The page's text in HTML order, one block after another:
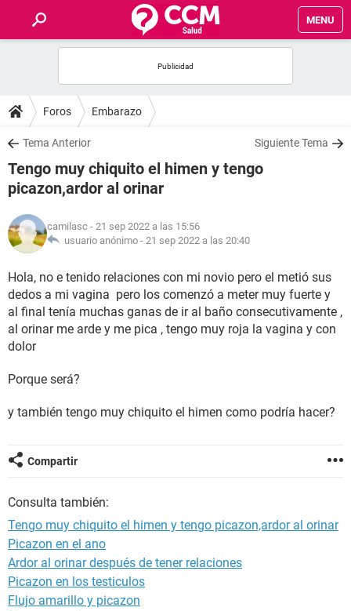
MENU
FOROS
SALUD
FAMILIA
NUTRICIÓN
SEXUALIDAD
GLOSARIO
Foros Embarazo
Tema Anterior Siguiente Tema
Tengo muy chiquito el himen y tengo
picazon,ardor al orinar
camilasc - 21 sep 2022 a las 15:56
usuario anónimo - 21 sep 2022 a las 20:40
Hola, no e tenido relaciones con mi novio pero el metió sus
dedos a mi vagina pero los comenzó a meter muy fuerte y
al final tenía muchas ganas de ir al baño consecutivamente ,
al orinar me arde y me pica , tengo muy roja la vagina y con
dolor
Porque será?
y también tengo muy chiquito el himen como podría hacer?
Compartir
Consulta también:
Tengo muy chiquito el himen y tengo picazon,ardor al orinar
Picazon en el ano
Ardor al orinar después de tener relaciones
Picazon en los testiculos
Flujo amarillo y picazon